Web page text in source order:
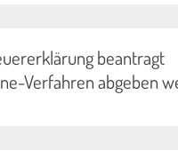
beantragt
Verfahren abgeben